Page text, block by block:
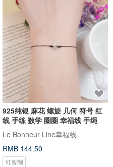
925纯银 麻花 螺旋 几何 符号 红
线 手练 数学 圈圈 幸福线 手绳
Le Bonheur Line幸福线
RMB 144.50
可客制